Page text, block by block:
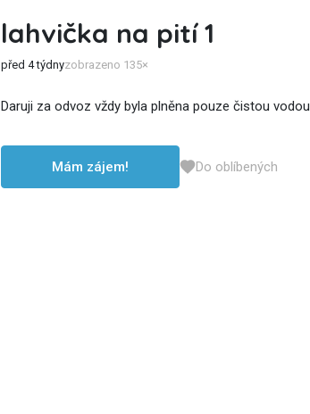
lahvička na pití 1
před 4 týdnyzobrazeno 135×
Daruji za odvoz vždy byla plněna pouze čistou vodou
Mám zájem! Do oblíbených